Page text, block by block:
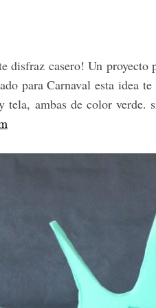
disfraz casero! Un
para Carnaval esta idea
tela, ambas de color